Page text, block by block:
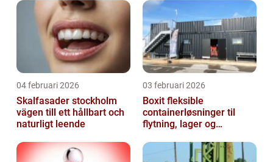
04 februari 2026
Skalfasader stockholm
vägen till ett hållbart och
naturligt leende
03 februari 2026
Boxit fleksible
containerløsninger til
flytning, lager og